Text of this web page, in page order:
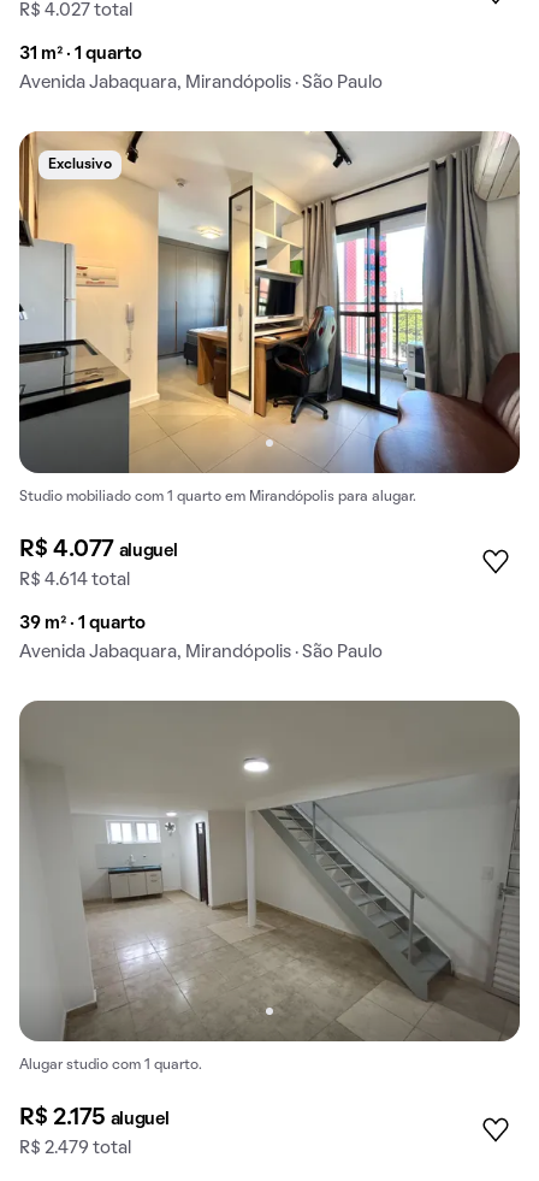
R$ 4.027 total
31 m² · 1 quarto
Avenida Jabaquara, Mirandópolis · São Paulo
Exclusivo
Studio mobiliado com 1 quarto em Mirandópolis para alugar.
R$ 4.077 aluguel
R$ 4.614 total
39 m² · 1 quarto
Avenida Jabaquara, Mirandópolis · São Paulo
Alugar studio com 1 quarto.
R$ 2.175 aluguel
R$ 2.479 total